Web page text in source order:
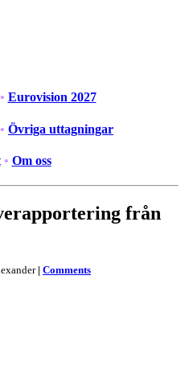
• Eurovision 2027
• Övriga uttagningar
• Om oss
från
| Comments